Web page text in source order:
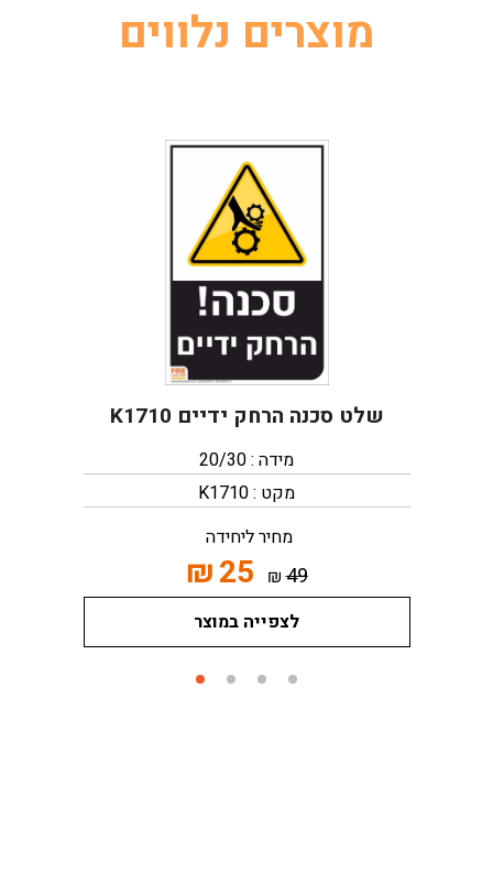
מוצרים נלווים
שלט סכנה הרחק ידיים K1710
מידה : 20/30
מקט : K1710
מחיר ליחידה
49
₪
25
₪
לצפייה במוצר